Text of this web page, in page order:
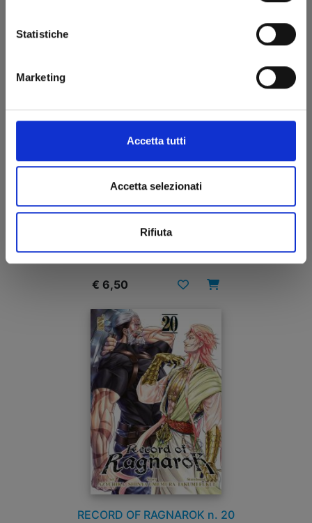
Statistiche
Marketing
Accetta tutti
Accetta selezionati
Rifiuta
JACK LO SQUARTATORE n. 2
03/09/2024
€ 6,50
RECORD OF RAGNAROK n. 20